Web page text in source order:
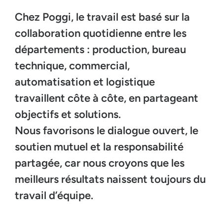
Chez Poggi, le travail est basé sur la
collaboration quotidienne entre les
départements : production, bureau
technique, commercial,
automatisation et logistique
travaillent côte à côte, en partageant
objectifs et solutions.
Nous favorisons le dialogue ouvert, le
soutien mutuel et la responsabilité
partagée, car nous croyons que les
meilleurs résultats naissent toujours du
travail d’équipe.